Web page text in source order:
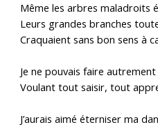
Même les arbres maladroits
Leurs grandes branches
Craquaient sans bon sens à
Je ne pouvais faire
Voulant tout saisir, tout
J’aurais aimé éterniser ma